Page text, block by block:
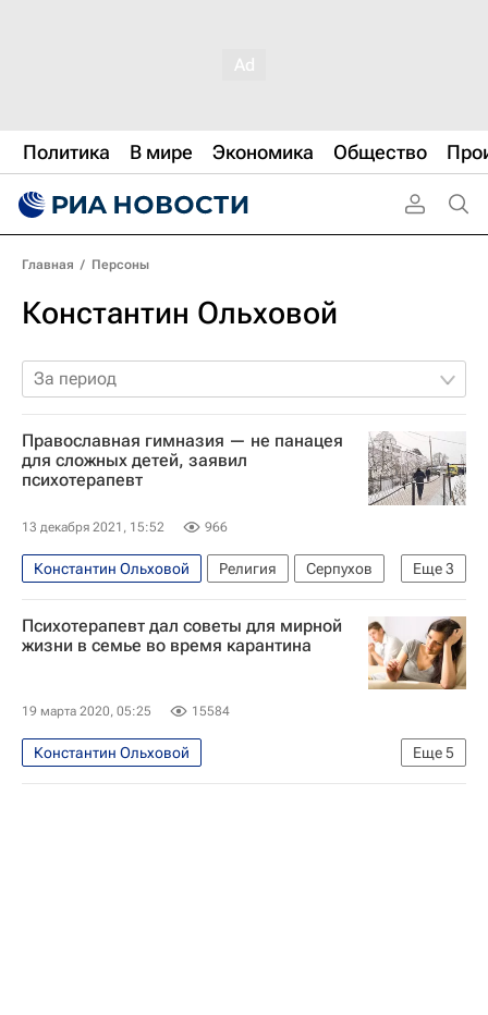
Политика В мире Экономика Общество
Главная / Персоны
Константин Ольховой
За период
Православная гимназия — не панацея
для сложных детей, заявил
психотерапевт
13 декабря 2021, 15:52 966
Еще3
Константин Ольховой Религия
Серпухов
Следственный комитет России (СК РФ)
Русская православная церковь
Психотерапевт дал советы для мирной
жизни в семье во время карантина
19 марта 2020, 05:25 15584
Еще5
Константин Ольховой
Распространение коронавируса
Общество